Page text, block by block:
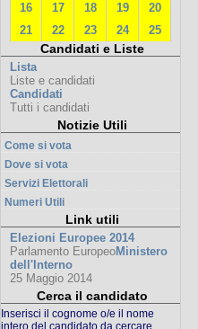
16
17 18 19
20
21
22 23 24 25
Candidati e Liste
Lista
Liste e candidati
Candidati
Tutti i candidati
Notizie Utili
Come si vota
Dove si vota
Servizi Elettorali
Numeri Utili
Link utili
Elezioni Europee 2014
Parlamento EuropeoMinistero
dell'Interno
25 Maggio 2014
Cerca il candidato
Inserisci il cognome o/e il nome
intero del candidato da cercare